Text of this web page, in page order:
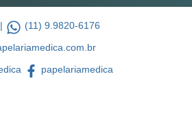
(11) 9.9820-6176
papelariamedica